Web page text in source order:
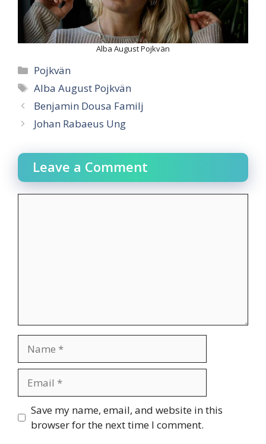
Alba August Pojkvän
Categories
Pojkvän
Tags
Alba August Pojkvän
Benjamin Dousa Familj
Johan Rabaeus Ung
Leave a Comment
Website
Save my name, email, and website in this
browser for the next time I comment.